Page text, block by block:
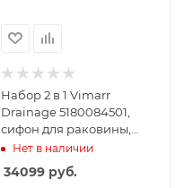
Набор 2 в 1 Vimarr
Drainage 5180084501,
сифон для раковины,
донный клапан с
переливом, розовое
золото
Нет в наличии
34099руб.